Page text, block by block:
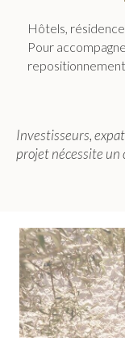
Hôtels,
Pour
Investisseurs,
projet nécessite un